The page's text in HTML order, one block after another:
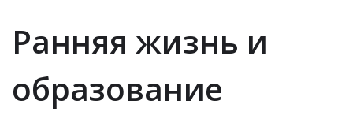
Ранняя жизнь и
образование